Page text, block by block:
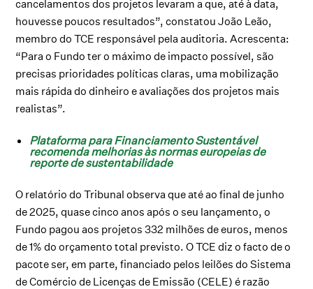
cancelamentos dos projetos levaram a que, até à data,
houvesse poucos resultados”, constatou João Leão,
membro do TCE responsável pela auditoria. Acrescenta:
“Para o Fundo ter o máximo de impacto possível, são
precisas prioridades políticas claras, uma mobilização
mais rápida do dinheiro e avaliações dos projetos mais
realistas”.
Plataforma para Financiamento Sustentável
recomenda melhorias às normas europeias de
reporte de sustentabilidade
O relatório do Tribunal observa que até ao final de junho
de 2025, quase cinco anos após o seu lançamento, o
Fundo pagou aos projetos 332 milhões de euros, menos
de 1% do orçamento total previsto. O TCE diz o facto de o
pacote ser, em parte, financiado pelos leilões do Sistema
de Comércio de Licenças de Emissão (CELE) é razão